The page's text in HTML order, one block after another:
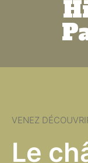
VENEZ
Le